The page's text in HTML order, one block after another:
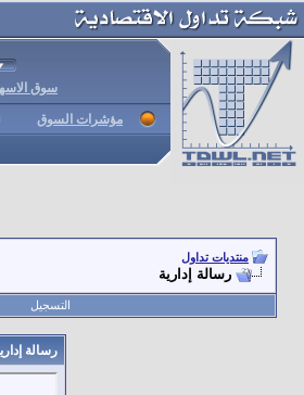
سوق
مؤشرات السوق
منتديات تداول
رسالة إدارية
التسجيل
رسالة